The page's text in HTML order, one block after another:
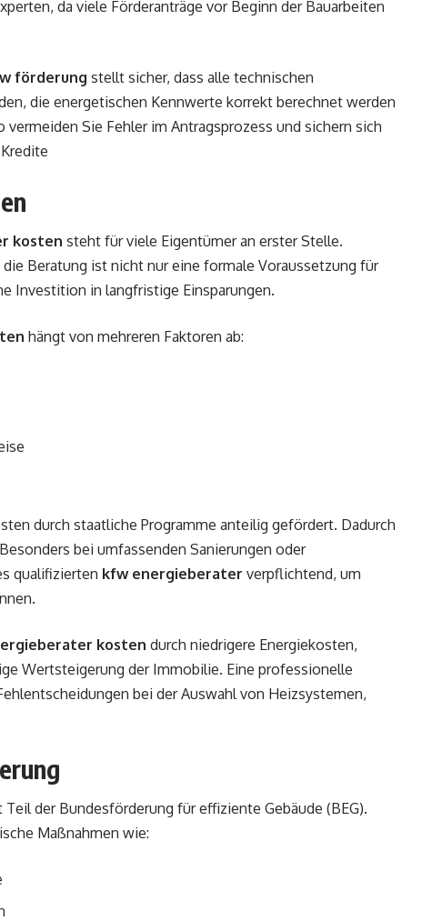
da viele Förderanträge vor Beginn der Bauarbeiten
förderung stellt sicher, dass alle technischen
die energetischen Kennwerte korrekt berechnet werden
Sie Fehler im Antragsprozess und sichern sich
kosten steht für viele Eigentümer an erster Stelle.
Beratung ist nicht nur eine formale Voraussetzung für
Investition in langfristige Einsparungen.
hängt von mehreren Faktoren ab:
durch staatliche Programme anteilig gefördert. Dadurch
bei umfassenden Sanierungen oder
qualifizierten kfw energieberater verpflichtend, um
kosten durch niedrigere Energiekosten,
Wertsteigerung der Immobilie. Eine professionelle
bei der Auswahl von Heizsystemen,
Teil der Bundesförderung für effiziente Gebäude (BEG).
Maßnahmen wie: